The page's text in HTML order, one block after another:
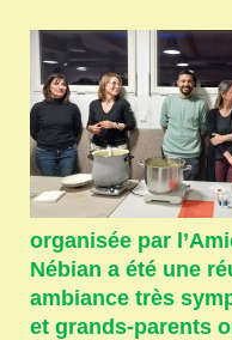
organisée par
Nébian a été une
ambiance très
et grands-parents